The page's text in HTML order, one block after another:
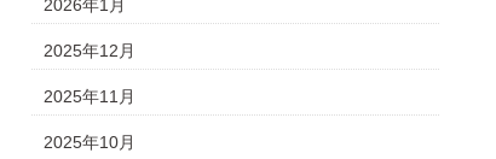
2026年1月
2025年12月
2025年11月
2025年10月